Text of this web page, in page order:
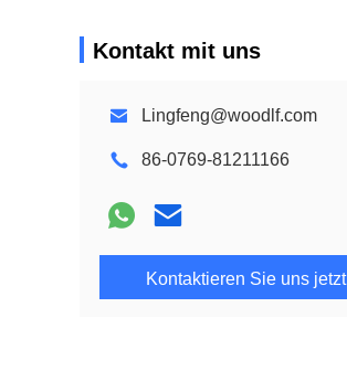
Kontakt mit uns
Lingfeng@woodlf.com
86-0769-81211166
Kontaktieren Sie uns jetzt